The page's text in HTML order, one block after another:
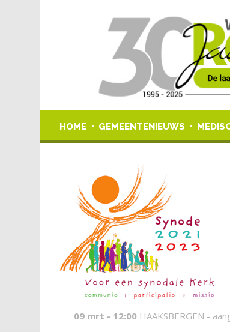
HOME GEMEENTENIEUWS
09 mrt - 12:00 HAAKSBERGEN -